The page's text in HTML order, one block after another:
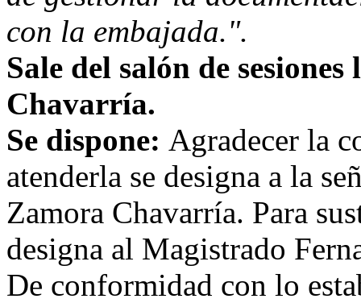
con la embajada.".
Sale del salón de
Chavarría.
Se dispone: Agradecer la
atenderla se designa a la
Zamora Chavarría. Para
designa al Magistrado
De conformidad con lo